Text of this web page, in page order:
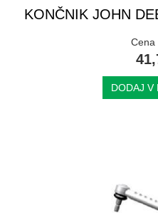
KONČNIK JOHN
Cena
DODAJ V